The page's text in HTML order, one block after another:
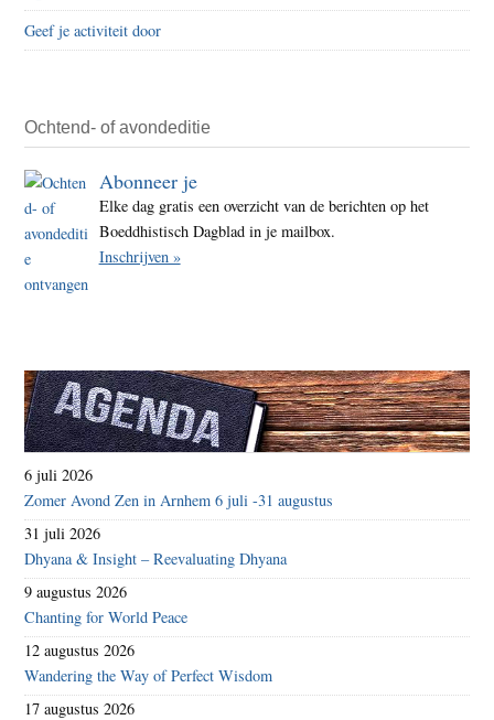
Geef je activiteit door
Ochtend- of avondeditie
Abonneer je
Elke dag gratis een overzicht van de berichten op het
Boeddhistisch Dagblad in je mailbox.
Inschrijven »
6 juli 2026
Zomer Avond Zen in Arnhem 6 juli -31 augustus
31 juli 2026
Dhyana & Insight – Reevaluating Dhyana
9 augustus 2026
Chanting for World Peace
12 augustus 2026
Wandering the Way of Perfect Wisdom
17 augustus 2026